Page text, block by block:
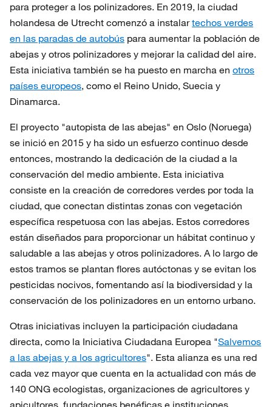
para proteger a los polinizadores. En 2019, la ciudad
holandesa de Utrecht comenzó a instalartechos verdes
en las paradas de autobús para aumentar la población de
abejas y otros polinizadores y mejorar la calidad del aire.
Esta iniciativa también se ha puesto en marcha en otros
países europeos, como el Reino Unido, Suecia y
Dinamarca.
El proyecto "autopista de las abejas" en Oslo (Noruega)
se inició en 2015 y ha sido un esfuerzo continuo desde
entonces, mostrando la dedicación de la ciudad a la
conservación del medio ambiente. Esta iniciativa
consiste en la creación de corredores verdes por toda la
ciudad, que conectan distintas zonas con vegetación
específica respetuosa con las abejas. Estos corredores
están diseñados para proporcionar un hábitat continuo y
saludable a las abejas y otros polinizadores. A lo largo de
estos tramos se plantan flores autóctonas y se evitan los
pesticidas nocivos, fomentando así la biodiversidad y la
conservación de los polinizadores en un entorno urbano.
Otras iniciativas incluyen la participación ciudadana
directa, como la Iniciativa Ciudadana Europea "Salvemos
a las abejas y a los agricultores". Esta alianza es una red
cada vez mayor que cuenta en la actualidad con más de
140 ONG ecologistas, organizaciones de agricultores y